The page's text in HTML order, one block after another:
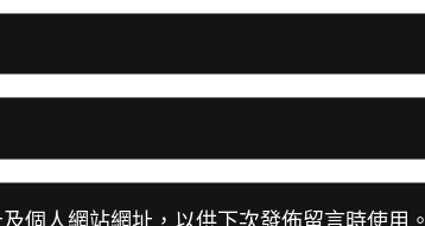
個人網站網址，以供下次發佈留言時使用。